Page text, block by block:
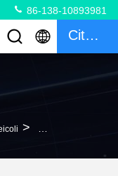
86-138-10893981
Citazione
> Barriera Modulare